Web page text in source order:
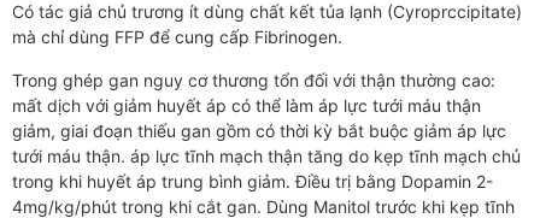
Có tác giả chủ trương ít dùng chất kết tủa lạnh (Cyroprccipitate)
mà chỉ dùng FFP để cung cấp Fibrinogen.
Trong ghép gan nguy cơ thương tổn đối với thận thường cao:
mất dịch với giảm huyết áp có thể làm áp lực tưới máu thận
giảm, giai đoạn thiếu gan gồm có thời kỳ bắt buộc giảm áp lực
tưới máu thận. áp lực tĩnh mạch thận tăng do kẹp tĩnh mạch chủ
trong khi huyết áp trung bình giảm. Điều trị bằng Dopamin 2-
4mg/kg/phút trong khi cắt gan. Dùng Manitol trước khi kẹp tĩnh